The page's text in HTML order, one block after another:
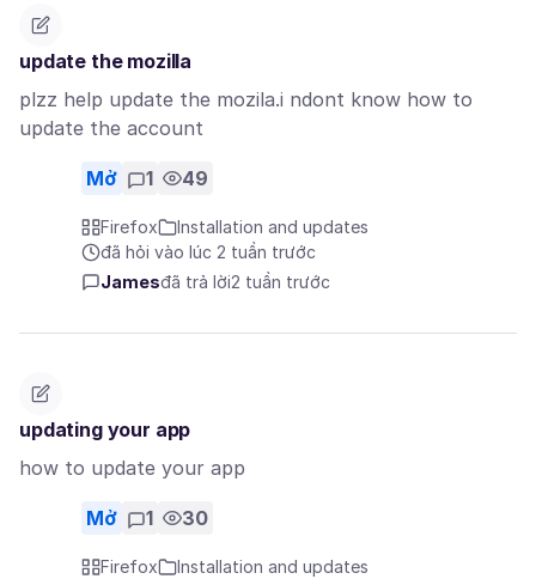
update the mozilla
plzz help update the mozila.i ndont know how to
update the account
Mở 1 49
Firefox
Installation and updates
đã hỏi vào lúc 2 tuần trước
Jamesđã trả lời2 tuần trước
updating your app
how to update your app
Mở 1 30
Firefox
Installation and updates